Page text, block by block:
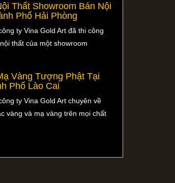
Thất Showroom Bán Nội
Phố Hải Phòng
ty Vina Gold Art đã thi công
thất của một showroom
Vàng Tượng Phật Tại
Phố Lào Cai
ty Vina Gold Art chuyên về
vàng và mạ vàng trên mọi chất